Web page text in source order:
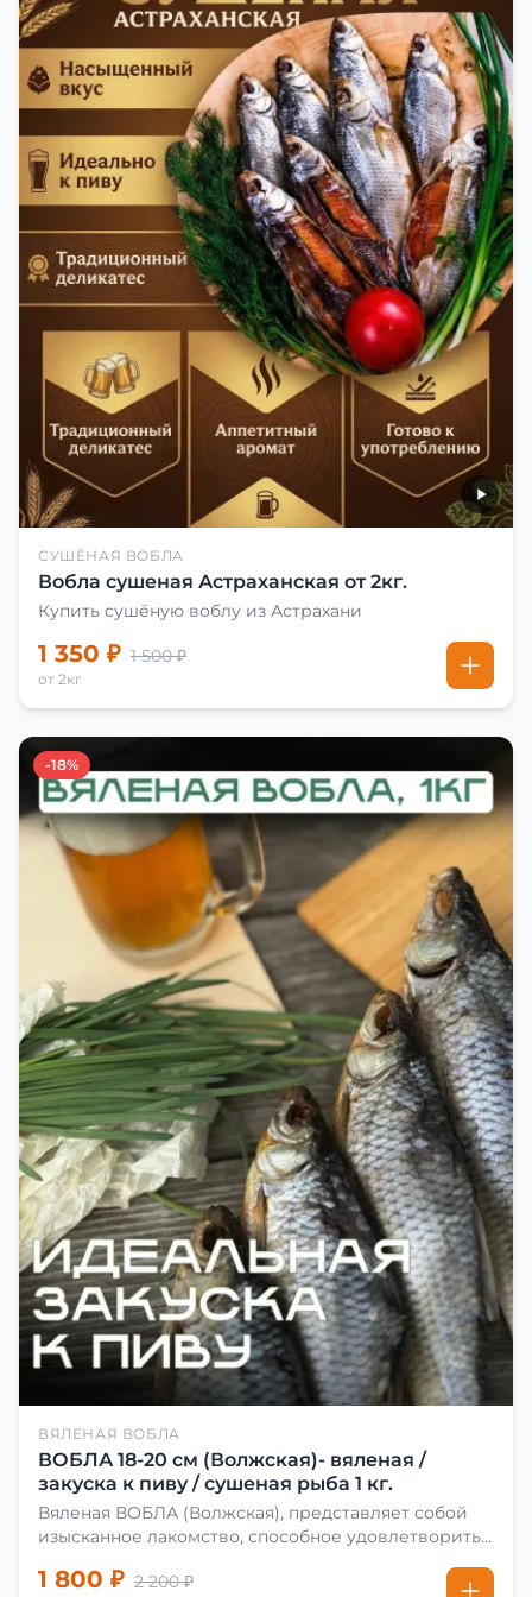
СУШЁНАЯ ВОБЛА
Вобла сушеная Астраханская от 2кг.
Купить сушёную воблу из Астрахани
1 350 ₽ 1 500 ₽
от 2кг
-18%
ВЯЛЕНАЯ ВОБЛА
ВОБЛА 18-20 см (Волжская)- вяленая /
закуска к пиву / сушеная рыба 1 кг.
Вяленая ВОБЛА (Волжская), представляет собой
изысканное лакомство, способное удовлетворить
сделать вяленую воблу, её сначала хорошо солят.
1 800 ₽ 2 200 ₽